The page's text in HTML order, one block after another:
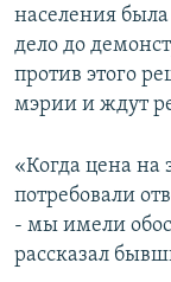
населения
дело до
против этого
мэрии и ждут
«Когда цена
потребовали
- мы имели
рассказал